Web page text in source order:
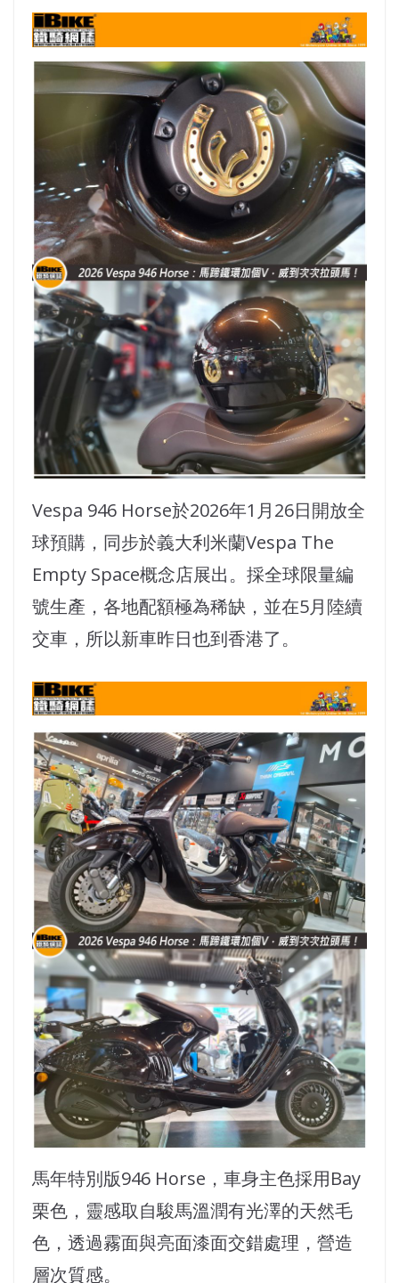
Vespa 946 Horse於2026年1月26日開放全
球預購，同步於義大利米蘭Vespa The
Empty Space概念店展出。採全球限量編
號生產，各地配額極為稀缺，並在5月陸續
交車，所以新車昨日也到香港了。
馬年特別版946 Horse，車身主色採用Bay
栗色，靈感取自駿馬溫潤有光澤的天然毛
色，透過霧面與亮面漆面交錯處理，營造
層次質感。